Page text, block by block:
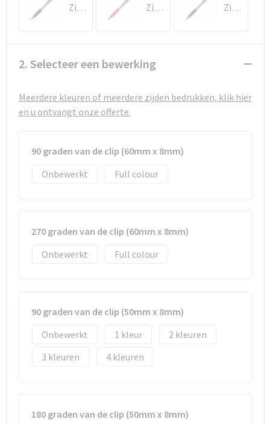
Waterbestendige tassen
Goodiebags
Zilver / Paars Zilver / Rood Zilver / Zwart
2. Selecteer een bewerking
Meerdere kleuren of meerdere zijden bedrukken, klik hier
en u ontvangt onze offerte.
90 graden van de clip (60mm x 8mm)
Onbewerkt
Full colour
270 graden van de clip (60mm x 8mm)
Onbewerkt
Full colour
90 graden van de clip (50mm x 8mm)
Onbewerkt
1
2
3
4
180 graden van de clip (50mm x 8mm)